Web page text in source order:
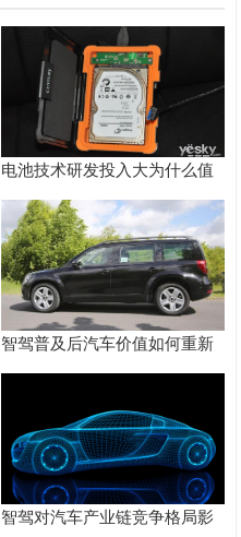
电池技术研发投入大为什么值
得投资？
智驾普及后汽车价值如何重新
分布？
智驾对汽车产业链竞争格局影